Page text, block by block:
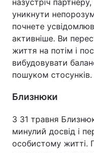
назустріч
уникнути
почнете
активніше. Ви
життя на потім і
вибудовувати
пошуком стосунків.
Близнюки
З 31 травня
минулий досвід і
особистому житті.